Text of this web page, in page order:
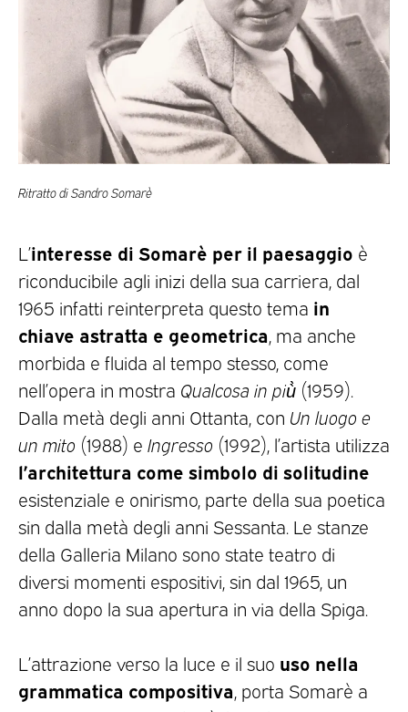
Ritratto di Sandro Somarè
L’interesse di Somarè per il paesaggio è
riconducibile agli inizi della sua carriera, dal
1965 infatti reinterpreta questo tema in
chiave astratta e geometrica , ma anche
morbida e fluida al tempo stesso, come
nell’opera in mostra Qualcosa in più̀ (1959).
Dalla metà degli anni Ottanta, con Un luogo e
un mito (1988) e Ingresso (1992), l’artista utilizza
l’architettura come simbolo di solitudine
esistenziale e onirismo, parte della sua poetica
sin dalla metà degli anni Sessanta. Le stanze
della Galleria Milano sono state teatro di
diversi momenti espositivi, sin dal 1965, un
anno dopo la sua apertura in via della Spiga.
L’attrazione verso la luce e il suo uso nella
grammatica compositiva , porta Somarè a